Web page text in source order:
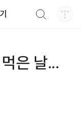
은 날...